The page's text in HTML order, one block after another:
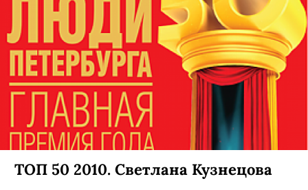
ТОП 50 2010. Светлана Кузнецова